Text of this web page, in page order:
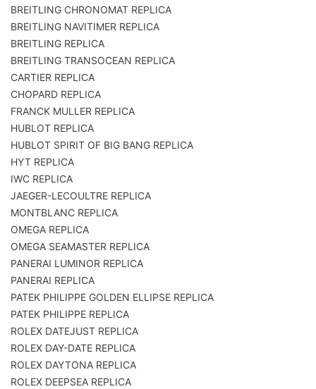
BREITLING CHRONOMAT REPLICA
BREITLING NAVITIMER REPLICA
BREITLING REPLICA
BREITLING TRANSOCEAN REPLICA
CARTIER REPLICA
CHOPARD REPLICA
FRANCK MULLER REPLICA
HUBLOT REPLICA
HUBLOT SPIRIT OF BIG BANG REPLICA
HYT REPLICA
IWC REPLICA
JAEGER-LECOULTRE REPLICA
MONTBLANC REPLICA
OMEGA REPLICA
OMEGA SEAMASTER REPLICA
PANERAI LUMINOR REPLICA
PANERAI REPLICA
PATEK PHILIPPE GOLDEN ELLIPSE REPLICA
PATEK PHILIPPE REPLICA
ROLEX DATEJUST REPLICA
ROLEX DAY-DATE REPLICA
ROLEX DAYTONA REPLICA
ROLEX DEEPSEA REPLICA